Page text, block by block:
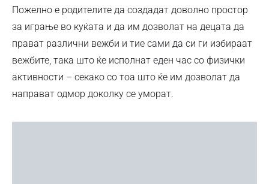
Пожелно е родителите да создадат доволно простор
за играње во куќата и да им дозволат на децата да
прават различни вежби и тие сами да си ги избираат
вежбите, така што ќе исполнат еден час со физички
активности – секако со тоа што ќе им дозволат да
направат одмор доколку се уморат.